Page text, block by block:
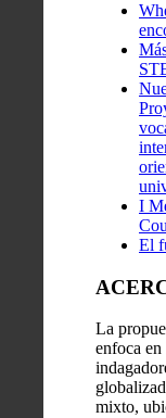
I
El
La
enfoca
mixto,